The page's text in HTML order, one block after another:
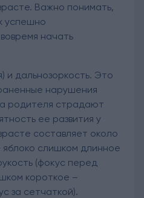
Важно понимать,
успешно
начать
и дальнозоркость. Это
нарушения
родителя страдают
ее развития у
составляет около
яблоко слишком длинное
(фокус перед
короткое –
за сетчаткой).